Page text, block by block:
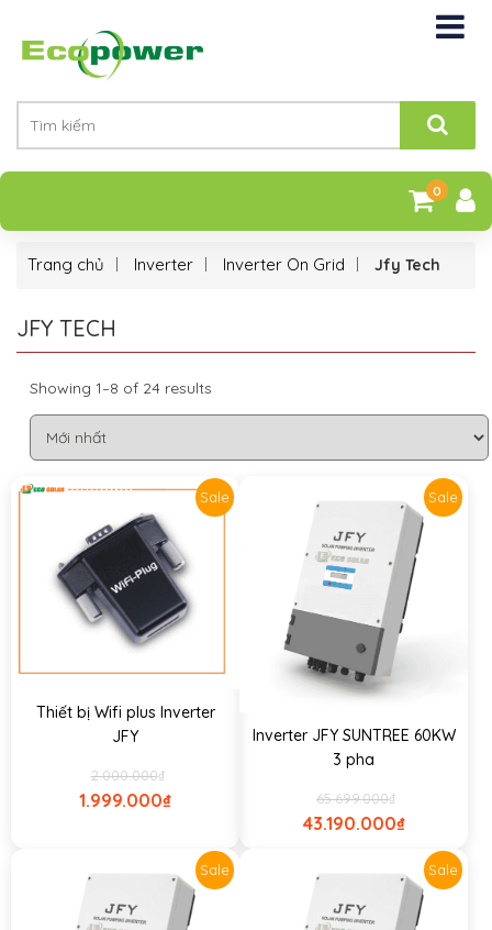
0
Trang chủ Inverter Inverter On Grid Jfy Tech
JFY TECH
Showing 1–8 of 24 results
Sale
Thiết bị Wifi plus Inverter
JFY
₫
2.000.000
₫
1.999.000
Sale
Inverter JFY SUNTREE 60KW
3 pha
₫
65.699.000
₫
43.190.000
Sale Sale